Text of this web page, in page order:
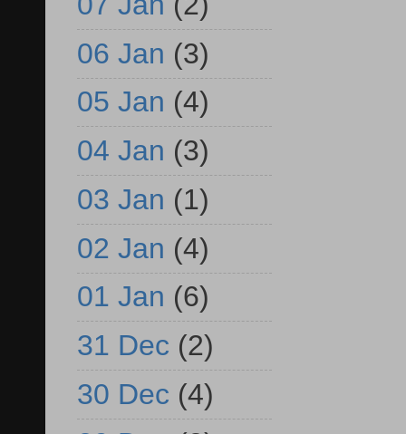
06 Jan (3)
05 Jan (4)
04 Jan (3)
03 Jan (1)
02 Jan (4)
01 Jan (6)
31 Dec (2)
30 Dec (4)